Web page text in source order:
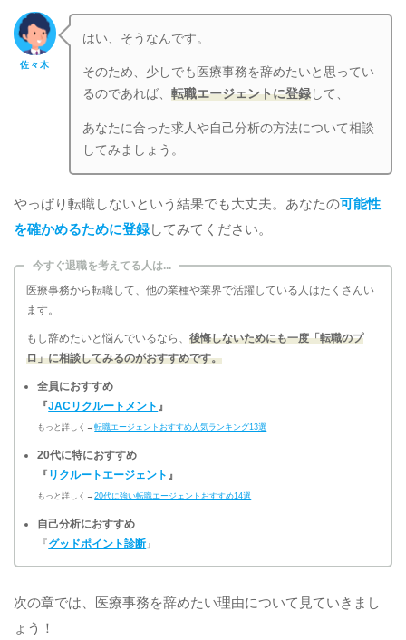
佐々木
はい、そうなんです。
そのため、少しでも医療事務を辞めたいと思ってい
るのであれば、転職エージェントに登録 して、
あなたに合った求人や自己分析の方法について相談
してみましょう。
やっぱり転職しないという結果でも大丈夫。あなたの可能性
を確かめるために登録してみてください。
今すぐ退職を考えてる人は...
医療事務から転職して、他の業種や業界で活躍している人はたくさんい
ます。
もし辞めたいと悩んでいるなら、 後悔しないためにも一度「転職のプ
ロ」に相談してみるのがおすすめです。
全員におすすめ
『JACリクルートメント 』
もっと詳しく→転職エージェントおすすめ人気ランキング13選
20代に特におすすめ
『 リクルートエージェント 』
もっと詳しく→20代に強い転職エージェントおすすめ14選
自己分析におすすめ
『グッドポイント診断』
次の章では、医療事務を辞めたい理由について見ていきまし
ょう！